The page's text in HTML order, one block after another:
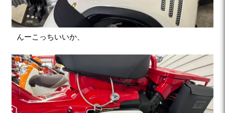
んーこっちいいか、